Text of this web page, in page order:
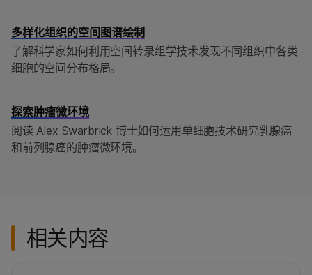
多样化组织的空间图谱绘制
了解科学家如何利用空间转录组学技术发现不同组织中各类
细胞的空间分布格局。
探索肿瘤微环境
阅读 Alex Swarbrick 博士如何运用单细胞技术研究乳腺癌
和前列腺癌的肿瘤微环境。
相关内容